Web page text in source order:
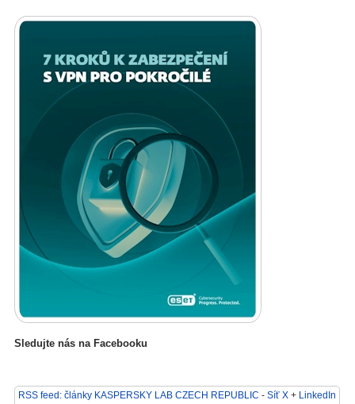
Sledujte nás na Facebooku
RSS feed: články KASPERSKY LAB CZECH REPUBLIC - Síť X + LinkedIn